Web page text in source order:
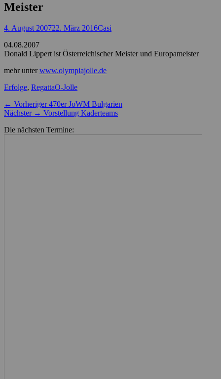
Meister
Posted
4. August 200722. März 2016Autor
Casi
04.08.2007
Donald Lippert ist Österreichischer Meister und Europameister
mehr unterwww.olympiajolle.de
Kategorien
Erfolge, RegattaSchlagworte
O-Jolle
Beitragsnavigation
← Vorheriger Vorheriger
Beitrag:
470er JoWM Bulgarien
Nächster → Nächster
Vorstellung Kaderteams
Die nächsten Termine: